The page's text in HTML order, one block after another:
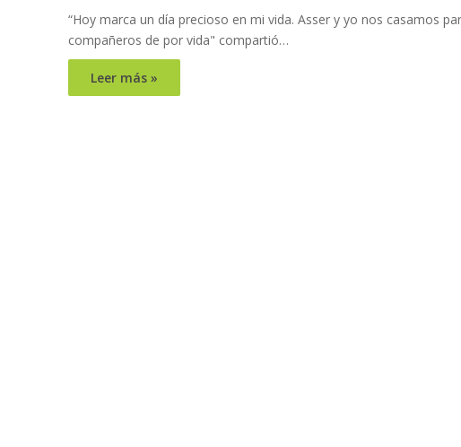
“Hoy marca un día precioso en mi vida. Asser y yo nos casamos
compañeros de por vida" compartió…
Leer más »